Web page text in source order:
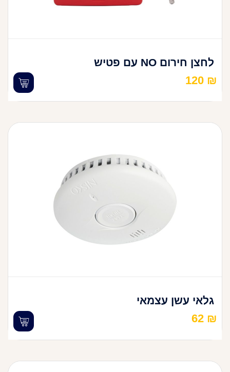
לחצן חירום NO עם פטיש
120 ₪
גלאי עשן עצמאי
62 ₪